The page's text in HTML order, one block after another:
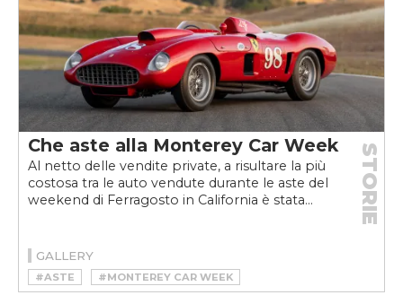
Che aste alla Monterey Car Week
Al netto delle vendite private, a risultare la più
costosa tra le auto vendute durante le aste del
weekend di Ferragosto in California è stata...
STORIE
GALLERY
#ASTE #MONTEREY CAR WEEK